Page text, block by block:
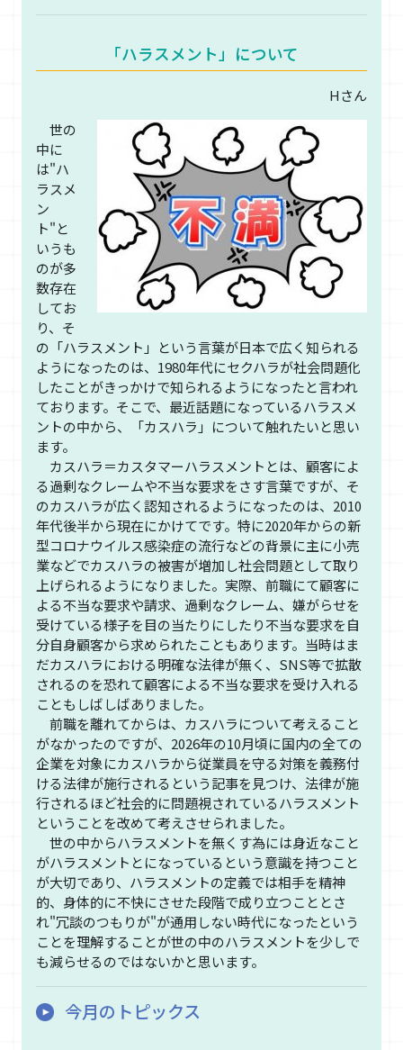
「ハラスメント」について
Hさん
世の
中に
は"ハ
ラスメ
ン
ト"と
いうも
のが多
数存在
してお
り、そ
の「ハラスメント」という言葉が日本で広く知られる
ようになったのは、1980年代にセクハラが社会問題化
したことがきっかけで知られるようになったと言われ
ております。そこで、最近話題になっているハラスメ
ントの中から、「カスハラ」について触れたいと思い
ます。
カスハラ＝カスタマーハラスメントとは、顧客によ
る過剰なクレームや不当な要求をさす言葉ですが、そ
のカスハラが広く認知されるようになったのは、2010
年代後半から現在にかけてです。特に2020年からの新
型コロナウイルス感染症の流行などの背景に主に小売
業などでカスハラの被害が増加し社会問題として取り
上げられるようになりました。実際、前職にて顧客に
よる不当な要求や請求、過剰なクレーム、嫌がらせを
受けている様子を目の当たりにしたり不当な要求を自
分自身顧客から求められたこともあります。当時はま
だカスハラにおける明確な法律が無く、SNS等で拡散
されるのを恐れて顧客による不当な要求を受け入れる
こともしばしばありました。
前職を離れてからは、カスハラについて考えること
がなかったのですが、2026年の10月頃に国内の全ての
企業を対象にカスハラから従業員を守る対策を義務付
ける法律が施行されるという記事を見つけ、法律が施
行されるほど社会的に問題視されているハラスメント
ということを改めて考えさせられました。
世の中からハラスメントを無くす為には身近なこと
がハラスメントとになっているという意識を持つこと
が大切であり、ハラスメントの定義では相手を精神
的、身体的に不快にさせた段階で成り立つこととさ
れ"冗談のつもりが"が通用しない時代になったという
ことを理解することが世の中のハラスメントを少しで
も減らせるのではないかと思います。
今月のトピックス